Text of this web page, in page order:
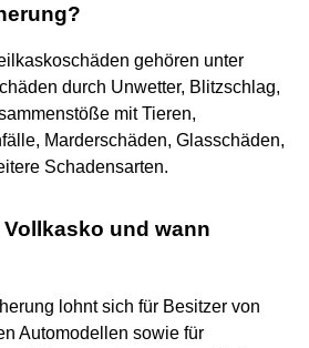
gehören unter
durch Unwetter, Blitzschlag,
mit Tieren,
Marderschäden, Glasschäden,
Schadensarten.
und wann
lohnt sich für Besitzer von
Automodellen sowie für